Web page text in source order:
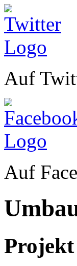
Auf
Auf
Projekt